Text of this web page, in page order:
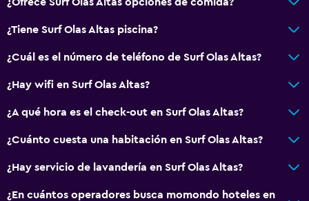
Terraza/patio
Sillas de playa
Terraza
Lavandería
Lavandería
¿Tiene Surf Olas Altas piscina?
¿Cuál es el número de teléfono de Surf Olas Altas?
¿Hay wifi en Surf Olas Altas?
¿A qué hora es el check-out en Surf Olas Altas?
¿Cuánto cuesta una habitación en Surf Olas Altas?
¿Hay servicio de lavandería en Surf Olas Altas?
¿En cuántos operadores busca momondo hoteles en